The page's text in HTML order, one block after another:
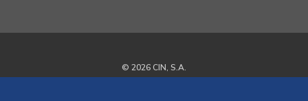
© 2026 CIN, S.A.